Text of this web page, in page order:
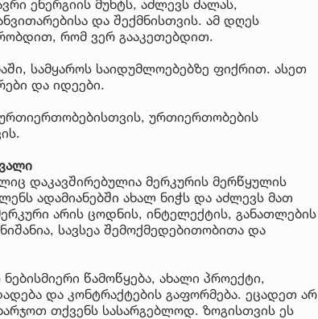
ენერგიის მუხტს, აძლევს ძალას,
და შექმნისთვის. ამ დღეს
რომ ვერ გააკეთებდით.
სამყაროს საიდუმლოებებზე ფიქრით. ასეთ
და იდეები.
ურთიერთობების
დაკავშირებულია მერკურის მერწყულის
ადამიანებში ახალ ნიჭს და აძლევს მათ
არის ცოდნის, ინტელექტის, განათლების
სავსეა შემოქმედებითობითა და
წამოწყება, ახალი პროექტი,
და კონტრაქტების გაფორმება. ეცადეთ არ
თქვენს სასარგებლოდ. ზოგისთვის ეს